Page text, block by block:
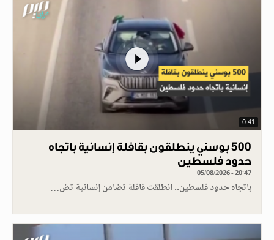
0.41
500 بوسني ينطلقون بقافلة إنسانية باتجاه
حدود فلسطين
05/08/2026 - 20:47
باتجاه حدود فلسطين.. انطلقت قافلة تضامن إنسانية تض…